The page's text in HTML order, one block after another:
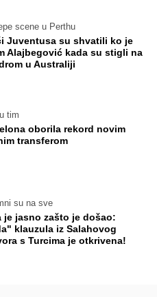
scene u Perthu
Juventusa su shvatili ko je
Alajbegović kada su stigli na
u Australiji
tim
oborila rekord novim
transferom
su na sve
je jasno zašto je došao:
klauzula iz Salahovog
s Turcima je otkrivena!